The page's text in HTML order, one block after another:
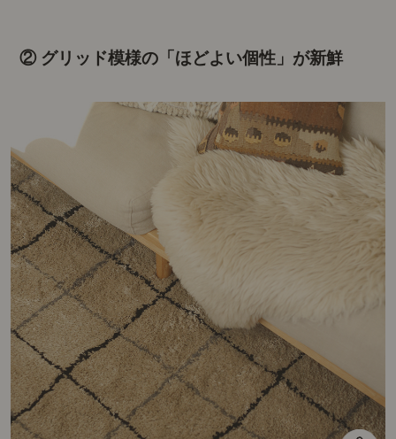
② グリッド模様の「ほどよい個性」が新鮮